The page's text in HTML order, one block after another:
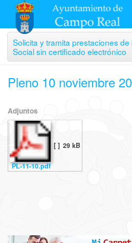
Solicita y tramita prestaciones
Social sin certificado electrónico
Pleno 10 noviembre
Adjuntos
PL-11-10.pdf
[ ] 29 kB